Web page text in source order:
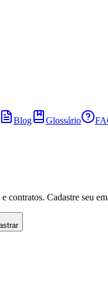
Blog Glossário
contratos. Cadastre seu